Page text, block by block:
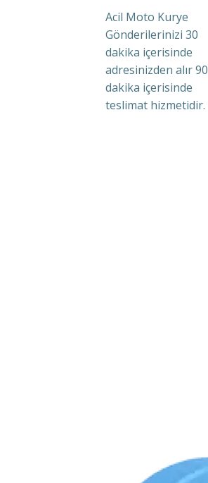
Acil Moto Kurye
Gönderilerinizi 30
dakika içerisinde
adresinizden alır 90
dakika içerisinde
teslimat hizmetidir.